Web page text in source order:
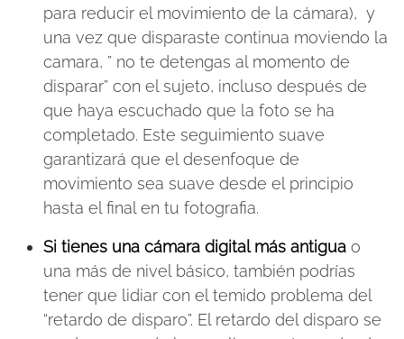
para reducir el movimiento de la cámara), y
una vez que disparaste continua moviendo la
camara, ” no te detengas al momento de
disparar” con el sujeto, incluso después de
que haya escuchado que la foto se ha
completado. Este seguimiento suave
garantizará que el desenfoque de
movimiento sea suave desde el principio
hasta el final en tu fotografia.
Si tienes una cámara digital más antigua o
una más de nivel básico, también podrías
tener que lidiar con el temido problema del
“retardo de disparo”. El retardo del disparo se